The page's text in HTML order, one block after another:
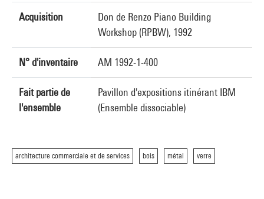
Acquisition
Don de Renzo Piano Building
Workshop (RPBW), 1992
N° d'inventaire AM 1992-1-400
Fait partie de
l'ensemble
Pavillon d'expositions itinérant IBM
(Ensemble dissociable)
architecture commerciale et de services bois métal verre